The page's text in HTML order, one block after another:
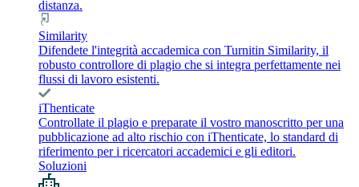
distanza.
Similarity
Difendete l'integrità accademica con Turnitin Similarity, il
robusto controllore di plagio che si integra perfettamente nei
flussi di lavoro esistenti.
iThenticate
Controllate il plagio e preparate il vostro manoscritto per una
pubblicazione ad alto rischio con iThenticate, lo standard di
riferimento per i ricercatori accademici e gli editori.
Soluzioni